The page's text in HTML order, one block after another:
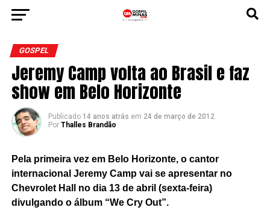
GOSPEL
Jeremy Camp volta ao Brasil e faz
show em Belo Horizonte
Publicado 14 anos atrás em 24 de março de 2012
Por Thalles Brandão
Pela primeira vez em Belo Horizonte, o cantor
internacional Jeremy Camp vai se apresentar no
Chevrolet Hall no dia 13 de abril (sexta-feira)
divulgando o álbum “We Cry Out”.